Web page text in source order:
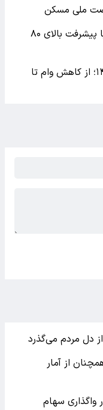
تقسیط واحد‌های نهضت ملی مسکن با پیشرفت بالای ۸۰
چالش های نهضت ملی مسکن در ۱۴۰۳؛ از کاهش وام تا
دل مردم می‌گذرد
از آمار
واگذاری سهام